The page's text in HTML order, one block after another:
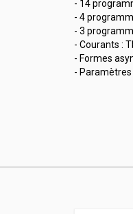
- 14
- 4
- 3
- Courants :
- Formes
-